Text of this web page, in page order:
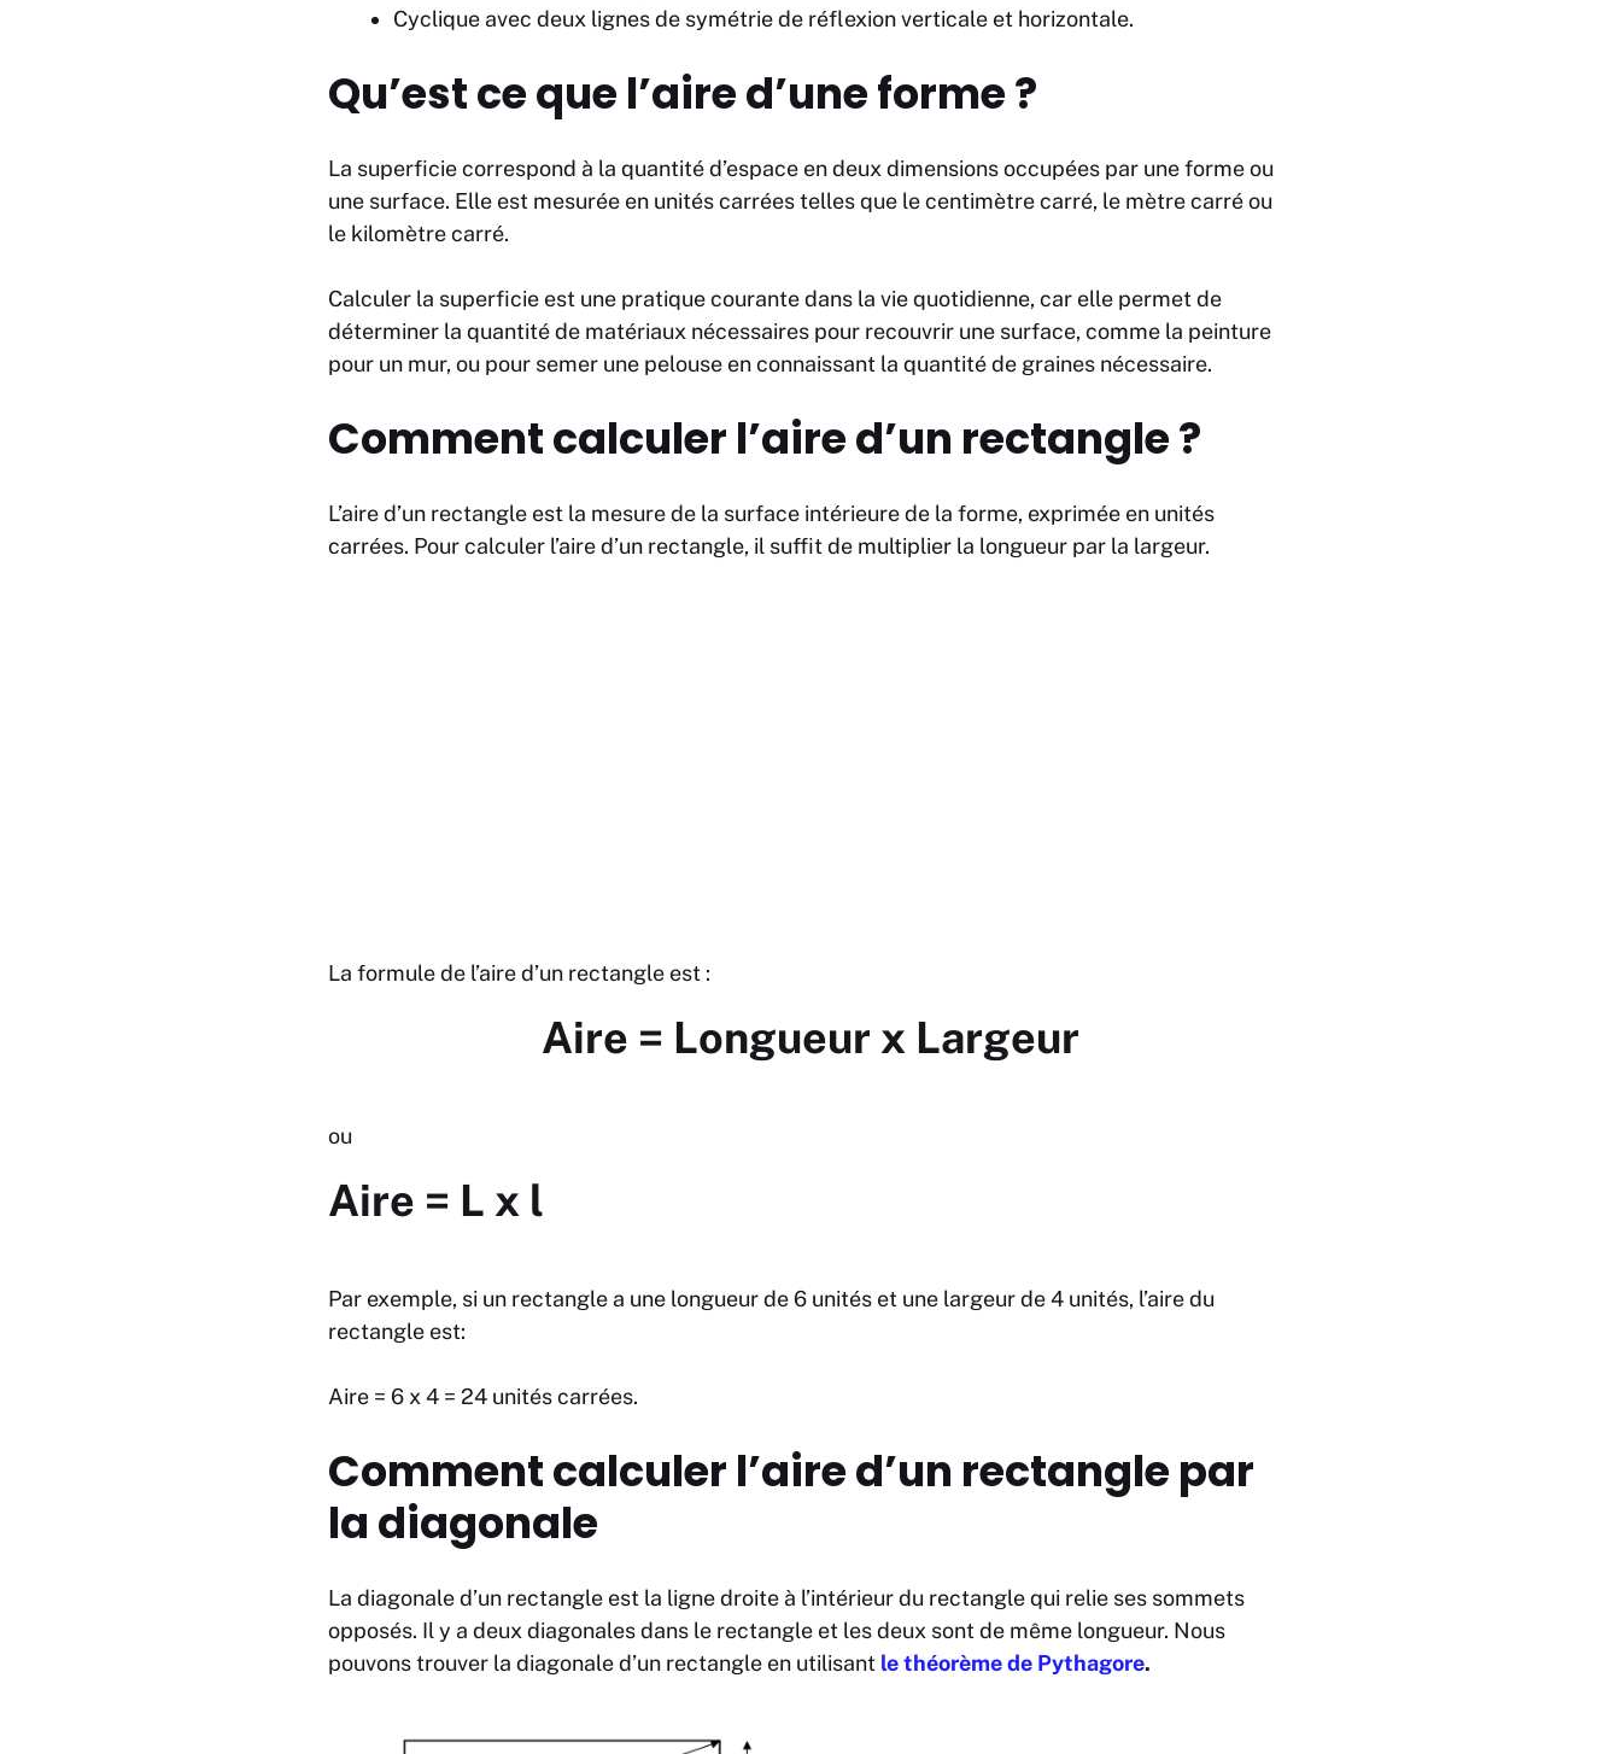
Cyclique avec deux lignes de symétrie de réflexion verticale et horizontale.
Qu’est ce que l’aire d’une forme ?
La superficie correspond à la quantité d’espace en deux dimensions occupées par une forme ou
une surface. Elle est mesurée en unités carrées telles que le centimètre carré, le mètre carré ou
le kilomètre carré.
Calculer la superficie est une pratique courante dans la vie quotidienne, car elle permet de
déterminer la quantité de matériaux nécessaires pour recouvrir une surface, comme la peinture
pour un mur, ou pour semer une pelouse en connaissant la quantité de graines nécessaire.
Comment calculer l’aire d’un rectangle ?
L’aire d’un rectangle est la mesure de la surface intérieure de la forme, exprimée en unités
carrées. Pour calculer l’aire d’un rectangle, il suffit de multiplier la longueur par la largeur.
La formule de l’aire d’un rectangle est :
Aire = Longueur x Largeur
ou
Aire = L x l
Par exemple, si un rectangle a une longueur de 6 unités et une largeur de 4 unités, l’aire du
rectangle est:
Aire = 6 x 4 = 24 unités carrées.
Comment calculer l’aire d’un rectangle par
la diagonale
La diagonale d’un rectangle est la ligne droite à l’intérieur du rectangle qui relie ses sommets
opposés. Il y a deux diagonales dans le rectangle et les deux sont de même longueur. Nous
pouvons trouver la diagonale d’un rectangle en utilisant le théorème de Pythagore.